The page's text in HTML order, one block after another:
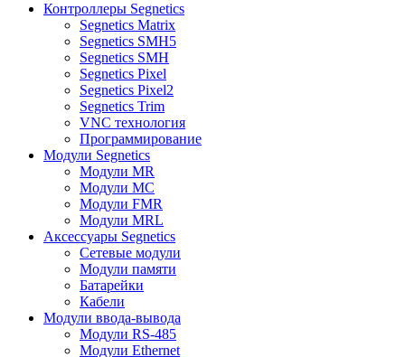
Контроллеры Segnetics
Segnetics Matrix
Segnetics SMH5
Segnetics SMH
Segnetics Pixel
Segnetics Pixel2
Segnetics Trim
VNC технология
Программирование
Модули Segnetics
Модули MR
Модули MC
Модули FMR
Модули MRL
Аксессуары Segnetics
Сетевые модули
Модули памяти
Батарейки
Кабели
Модули ввода-вывода
Модули RS-485
Модули Ethernet